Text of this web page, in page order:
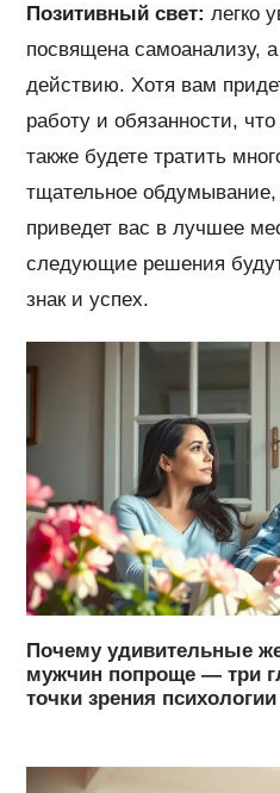
Позитивный свет: легко
посвящена самоанализу,
действию. Хотя вам
работу и обязанности,
также будете тратить
тщательное
приведет вас в лучшее
следующие решения
знак и успех.
Почему удивительные
мужчин попроще — три
точки зрения психологии